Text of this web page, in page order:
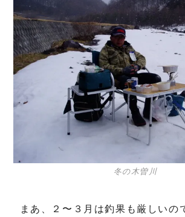
冬の木曽川
まあ、２〜３月は釣果も厳しいの